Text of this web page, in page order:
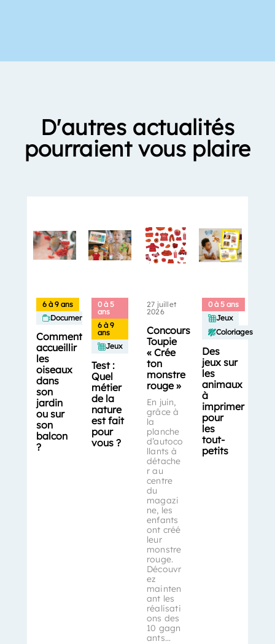
D'autres actualités
pourraient vous plaire
6 à 9 ans
Documentaires
Comment
accueillir
les
oiseaux
dans
son
jardin
ou sur
son
balcon
?
0 à 5
ans
6 à 9
ans
Jeux
Test :
Quel
métier
de la
nature
est fait
pour
vous ?
27 juillet
2026
Concours
Toupie
« Crée
ton
monstre
rouge »
En juin,
grâce à
la
planche
d’autoco
llants à
détache
r au
centre
du
magazi
ne, les
enfants
ont créé
leur
monstre
rouge.
Découvr
ez
mainten
ant les
réalisati
ons des
10 gagn
ants…
0 à 5 ans
Jeux
Coloriages
Des
jeux sur
les
animaux
à
imprimer
pour
les
tout-
petits